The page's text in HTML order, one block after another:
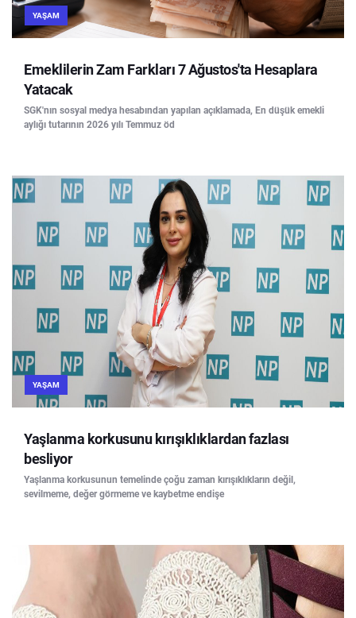
YAŞAM
Emeklilerin Zam Farkları 7 Ağustos'ta Hesaplara
Yatacak
SGK'nın sosyal medya hesabından yapılan açıklamada, En düşük emekli
aylığı tutarının 2026 yılı Temmuz öd
YAŞAM
Yaşlanma korkusunu kırışıklıklardan fazlası
besliyor
Yaşlanma korkusunun temelinde çoğu zaman kırışıklıkların değil,
sevilmeme, değer görmeme ve kaybetme endişe